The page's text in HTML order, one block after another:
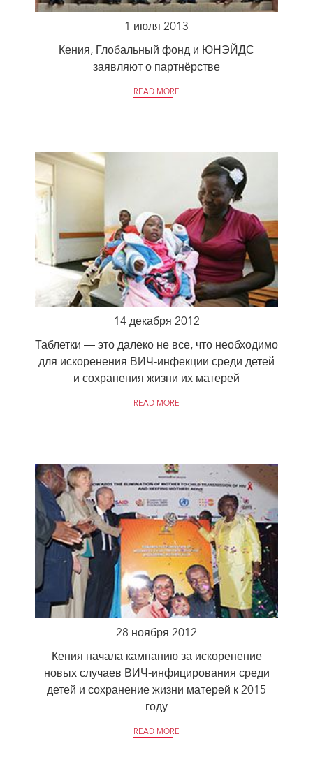
1 июля 2013
Кения, Глобальный фонд и ЮНЭЙДС
заявляют о партнёрстве
READ MORE
14 декабря 2012
Таблетки — это далеко не все, что необходимо
для искоренения ВИЧ-инфекции среди детей
и сохранения жизни их матерей
READ MORE
28 ноября 2012
Кения начала кампанию за искоренение
новых случаев ВИЧ-инфицирования среди
детей и сохранение жизни матерей к 2015
году
READ MORE